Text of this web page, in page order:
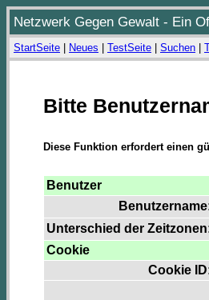
Netzwerk Gegen Gewalt - Ein
StartSeite Neues TestSeite Suchen
Bitte
Diese Funktion erfordert einen
Benutzer
Unterschied der
Cookie
Cookie